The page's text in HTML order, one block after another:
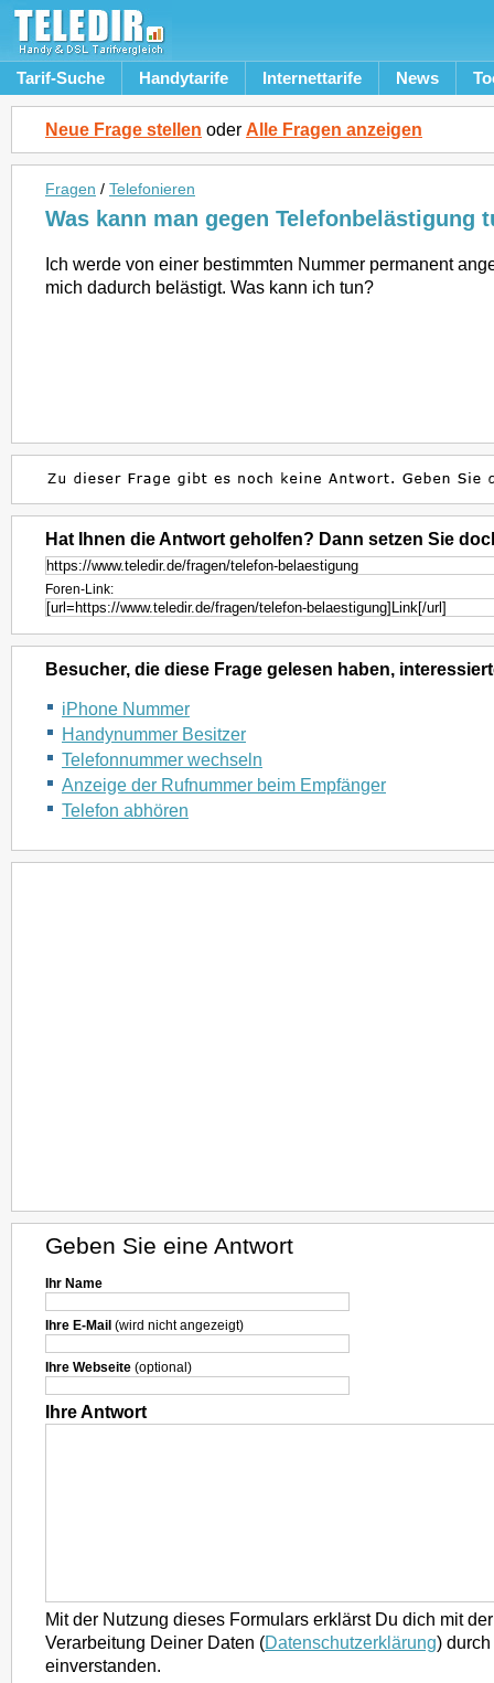
Tarif-Suche Handytarife Internettarife News
Neue Frage stellen oder Alle Fragen anzeigen
Fragen / Telefonieren
Was kann man gegen Telefonbelästigung
Ich werde von einer bestimmten Nummer permanent
mich dadurch belästigt. Was kann ich tun?
Hat Ihnen die Antwort geholfen? Dann setzen Sie
Foren-Link:
Besucher, die diese Frage gelesen haben,
iPhone Nummer
Handynummer Besitzer
Telefonnummer wechseln
Anzeige der Rufnummer beim Empfänger
Telefon abhören
Geben Sie eine Antwort
Ihr Name
Ihre E-Mail (wird nicht angezeigt)
Ihre Webseite (optional)
Ihre Antwort
Mit der Nutzung dieses Formulars erklärst Du dich mit
Verarbeitung Deiner Daten (Datenschutzerklärung)
einverstanden.